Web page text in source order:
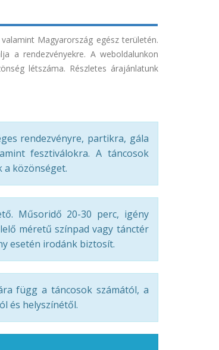
Magyarország egész területén.
a rendezvényekre. A weboldalunkon
létszáma. Részletes árajánlatunk
rendezvényre, partikra, gála
fesztiválokra. A táncosok
a közönséget.
Műsoridő 20-30 perc, igény
méretű színpad vagy tánctér
esetén irodánk biztosít.
függ a táncosok számától, a
és helyszínétől.